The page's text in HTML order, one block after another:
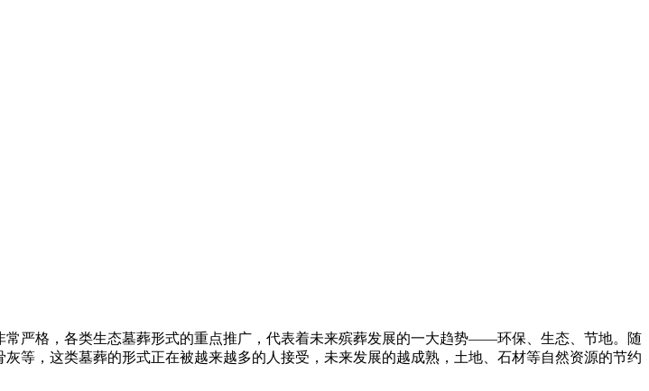
严格，各类生态墓葬形式的重点推广，代表着未来殡葬发展的一大趋势——环保、生态、节地。随
等，这类墓葬的形式正在被越来越多的人接受，未来发展的越成熟，土地、石材等自然资源的节约